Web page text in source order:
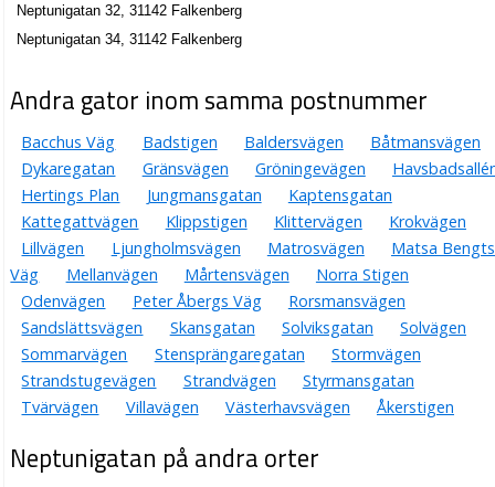
Neptunigatan 32, 31142 Falkenberg
Neptunigatan 34, 31142 Falkenberg
Andra gator inom samma postnummer
Bacchus Väg Badstigen Baldersvägen
Båtmansvägen
Dykaregatan
Gränsvägen Gröningevägen
Hertings Plan
Jungmansgatan
Kaptensgatan
Kattegattvägen
Klippstigen Klittervägen
Krokvägen
Lillvägen
Ljungholmsvägen Matrosvägen
Matsa Bengts
Väg
Mellanvägen Mårtensvägen
Norra Stigen
Odenvägen
Peter Åbergs Väg
Rorsmansvägen
Sandslättsvägen
Skansgatan Solviksgatan
Solvägen
Sommarvägen
Stensprängaregatan
Stormvägen
Strandstugevägen
Strandvägen
Styrmansgatan
Tvärvägen
Villavägen Västerhavsvägen Åkerstigen
Neptunigatan på andra orter